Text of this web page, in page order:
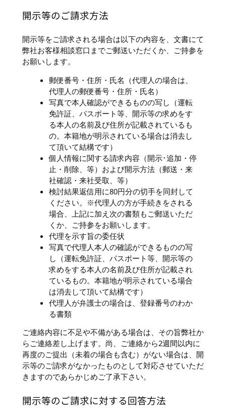
開示等のご請求方法
開示等をご請求される場合は以下の内容を、文書にて
弊社お客様相談窓口までご郵送いただくか、ご持参を
お願いします。
郵便番号・住所・氏名（代理人の場合は、
代理人の郵便番号・住所・氏名）
写真で本人確認ができるものの写し（運転
免許証、パスポート等、開示等の求めをす
る本人の名前及び住所が記載されているも
の。本籍地が明示されている場合は消去し
て頂いて結構です）
個人情報に関する請求内容（開示･追加・停
止・削除、等）および開示方法（郵送・来
社確認・来社受取、等）
検討結果返信用に80円分の切手を同封して
ください。※代理人の方が手続きをされる
場合、上記に加え次の書類もご郵送いただ
くか、ご持参をお願いします。
代理を示す旨の委任状
写真で代理人本人の確認ができるものの写
し（運転免許証、パスポート等、開示等の
求めをする本人の名前及び住所が記載され
ているもの。本籍地が明示されている場合
は消去して頂いて結構です）
代理人が弁護士の場合は、登録番号のわか
る書類
ご連絡内容に不足や不備がある場合は、その旨弊社か
らご連絡差し上げます。尚、ご連絡から2週間以内に
再度のご提出（未着の場合も含む）がない場合は、開
示等のご請求がなかったものとして対応させていただ
きますのであらかじめご了承下さい。
開示等のご請求に対する回答方法